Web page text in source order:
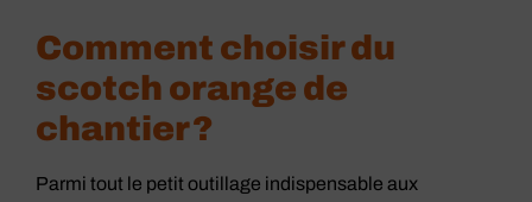
Ruban de construction
universel
Comment choisir du
scotch orange de
chantier ?
Parmi tout le petit outillage indispensable aux